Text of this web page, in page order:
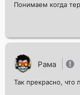
Понимаем когда
Рама
Так прекрасно, что